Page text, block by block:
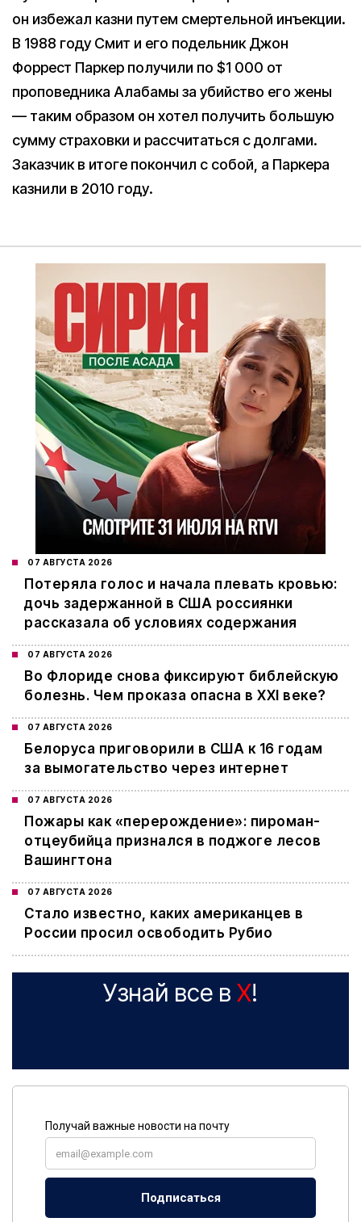
он избежал казни путем смертельной инъекции.
В 1988 году Смит и его подельник Джон
Форрест Паркер получили по $1 000 от
проповедника Алабамы за убийство его жены
— таким образом он хотел получить большую
сумму страховки и рассчитаться с долгами.
Заказчик в итоге покончил с собой, а Паркера
казнили в 2010 году.
07 АВГУСТА 2026
Потеряла голос и начала плевать кровью:
дочь задержанной в США россиянки
рассказала об условиях содержания
07 АВГУСТА 2026
Во Флориде снова фиксируют библейскую
болезнь. Чем проказа опасна в XXI веке?
07 АВГУСТА 2026
Белоруса приговорили в США к 16 годам
за вымогательство через интернет
07 АВГУСТА 2026
Пожары как «перерождение»: пироман-
отцеубийца признался в поджоге лесов
Вашингтона
07 АВГУСТА 2026
Стало известно, каких американцев в
России просил освободить Рубио
Узнай все в X!